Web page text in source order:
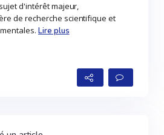
d'intérêt majeur,
de recherche scientifique et
Lire plus